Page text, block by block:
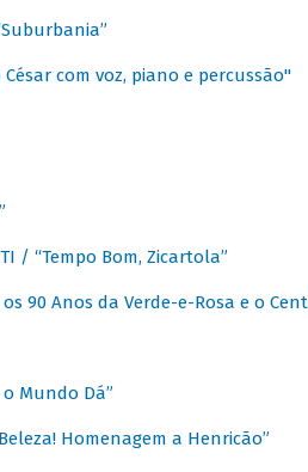
César com voz, piano e percussão"
/ “Tempo Bom, Zicartola”
90 Anos da Verde-e-Rosa e o
o Mundo Dá”
Homenagem a Henricão”